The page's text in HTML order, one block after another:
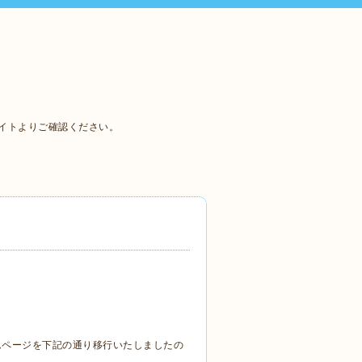
よりご確認ください。
ージを下記の通り移行いたしましたの